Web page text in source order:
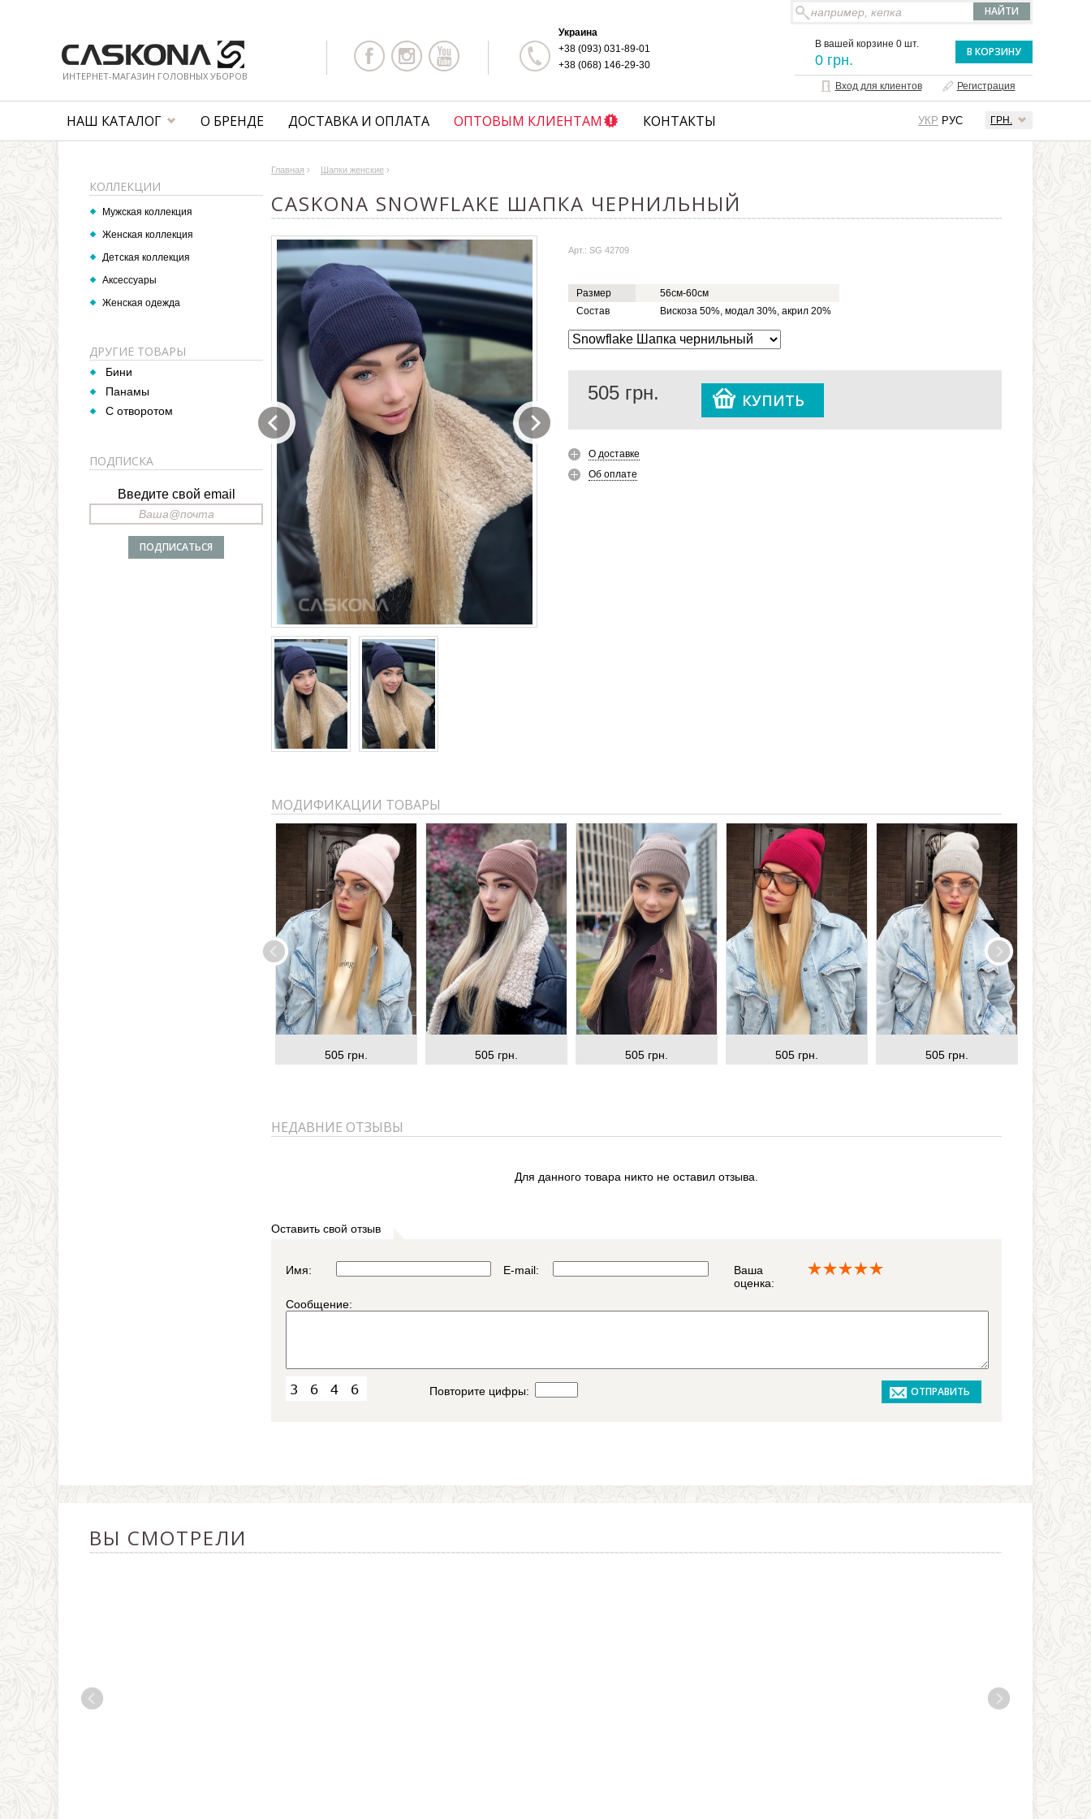
ИНТЕРНЕТ-МАГАЗИН ГОЛОВНЫХ УБОРОВ
Украина
+38 (093) 031-89-01
+38 (068) 146-29-30
В вашей корзине 0 шт.
0 грн.
В КОРЗИНУ
Вход для клиентов Регистрация
ГРН.
УКР РУС
НАШ КАТАЛОГ О БРЕНДЕ ДОСТАВКА И ОПЛАТА ОПТОВЫМ КЛИЕНТАМ КОНТАКТЫ
Главная › Шапки женские ›
CASKONA SNOWFLAKE ШАПКА ЧЕРНИЛЬНЫЙ
Арт.: SG 42709
Размер
56см-60см
Состав
Вискоза 50%, модал 30%, акрил 20%
505 грн. КУПИТЬ
О доставке
Об оплате
МОДИФИКАЦИИ ТОВАРЫ
505 грн. 505 грн. 505 грн. 505 грн. 505 грн.
НЕДАВНИЕ ОТЗЫВЫ
Для данного товара никто не оставил отзыва.
Оставить свой отзыв
Имя: E-mail:
Ваша
оценка:
Сообщение:
Повторите цифры:
КОЛЛЕКЦИИ
Мужская коллекция
Женская коллекция
Детская коллекция
Аксессуары
Женская одежда
ДРУГИЕ ТОВАРЫ
Бини
Панамы
С отворотом
ПОДПИСКА
Введите свой email
ВЫ СМОТРЕЛИ